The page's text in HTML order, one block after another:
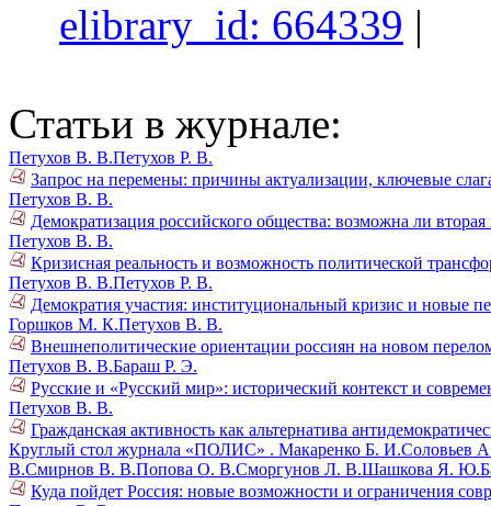
elibrary_id: 664339 |
Статьи в журнале:
Петухов В. В.Петухов Р. В.
Запрос на перемены: причины актуализации, ключевые
Петухов В. В.
Демократизация российского общества: возможна ли
Петухов В. В.
Кризисная реальность и возможность политической
Петухов В. В.Петухов Р. В.
Демократия участия: институциональный кризис и новые
Горшков М. К.Петухов В. В.
Внешнеполитические ориентации россиян на новом
Петухов В. В.Бараш Р. Э.
Русские и «Русский мир»: исторический контекст и
Петухов В. В.
Гражданская активность как альтернатива
Круглый стол журнала «ПОЛИС» . Макаренко Б. И.Соловьев
В.Смирнов В. В.Попова О. В.Сморгунов Л. В.Шашкова Я. Ю.
Куда пойдет Россия: новые возможности и ограничения